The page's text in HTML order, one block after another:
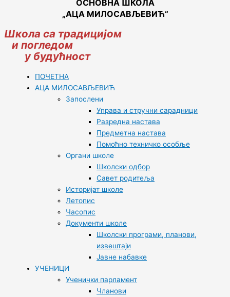
ОСНОВНА ШКОЛА
„АЦА МИЛОСАВЉЕВИЋ“
Школа са традицијом
и погледом
у будућност
ПОЧЕТНА
АЦА МИЛОСАВЉЕВИЋ
Запослени
Управа и стручни сарадници
Разредна настава
Предметна настава
Помоћно техничко особље
Органи школе
Школски одбор
Савет родитеља
Историјат школе
Летопис
Часопис
Документи школе
Школски програми, планови,
извештаји
Јавне набавке
УЧЕНИЦИ
Ученички парламент
Чланови